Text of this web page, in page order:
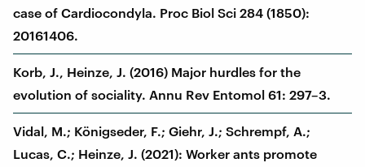
case of Cardiocondyla. Proc Biol Sci 284 (1850):
20161406.
Korb, J., Heinze, J. (2016) Major hurdles for the
evolution of sociality. Annu Rev Entomol 61: 297–3.
Vidal, M.; Königseder, F.; Giehr, J.; Schrempf, A.;
Lucas, C.; Heinze, J. (2021): Worker ants promote